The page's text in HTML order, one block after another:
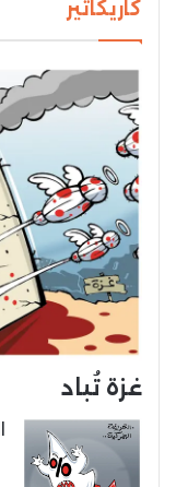
كاريكاتير
غزة تُباد